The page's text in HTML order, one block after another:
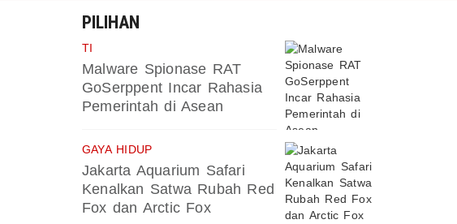
PILIHAN
TI
Malware Spionase RAT
GoSerppent Incar Rahasia
Pemerintah di Asean
GAYA HIDUP
Jakarta Aquarium Safari
Kenalkan Satwa Rubah Red
Fox dan Arctic Fox